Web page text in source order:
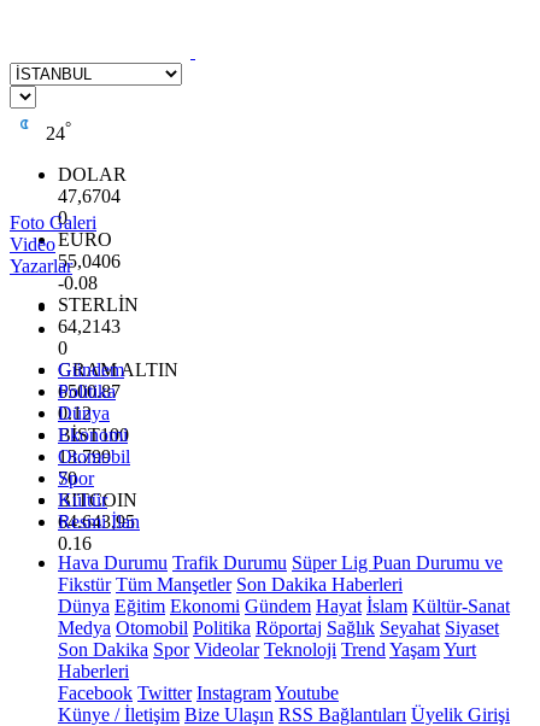
24°
DOLAR
47,6704
0
EURO
55,0406
-0.08
STERLİN
64,2143
0
GRAM ALTIN
6500.87
0.12
BİST100
13.799
70
BITCOIN
64.643,95
0.16
Foto Galeri
Video
Yazarlar
Gündem
Politika
Dünya
Ekonomi
Otomobil
Spor
Kültür
Resmi İlan
Hava Durumu Trafik Durumu Süper Lig Puan Durumu ve
Fikstür Tüm Manşetler Son Dakika Haberleri
Dünya Eğitim Ekonomi Gündem Hayat İslam Kültür-Sanat
Medya Otomobil Politika Röportaj Sağlık Seyahat Siyaset
Son Dakika Spor Videolar Teknoloji Trend YaşamYurt
Haberleri
Facebook Twitter InstagramYoutube
Künye / İletişim Bize Ulaşın RSS Bağlantıları Üyelik Girişi